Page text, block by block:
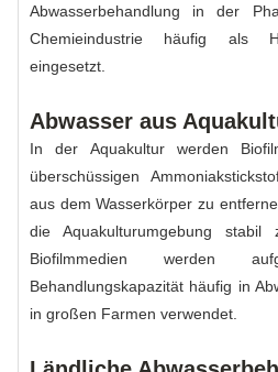
Abwasserbehandlung in der
Chemieindustrie häufig als
eingesetzt.
Abwasser aus
In der Aquakultur werden
überschüssigen
aus dem Wasserkörper zu
die Aquakulturumgebung stabil
Biofilmmedien werden
Behandlungskapazität häufig in
in großen Farmen verwendet.